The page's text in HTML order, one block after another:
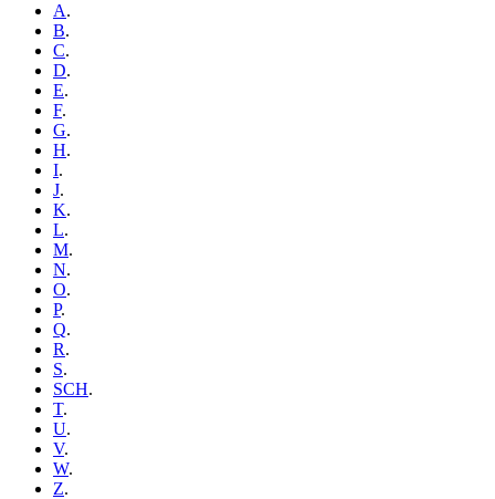
A.
B.
C.
D.
E.
F.
G.
H.
I.
J.
K.
L.
M.
N.
O.
P.
Q.
R.
S.
SCH.
T.
U.
V.
W.
Z.